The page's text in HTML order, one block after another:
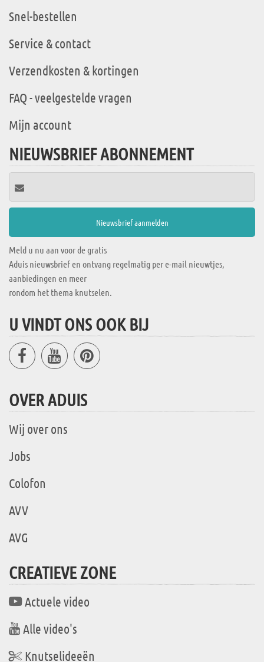
Snel-bestellen
Service & contact
Verzendkosten & kortingen
FAQ - veelgestelde vragen
Mijn account
NIEUWSBRIEF ABONNEMENT
Meld u nu aan voor de gratis
Aduis nieuwsbrief en ontvang regelmatig per e-mail nieuwtjes,
aanbiedingen en meer
rondom het thema knutselen.
U VINDT ONS OOK BIJ
OVER ADUIS
Wij over ons
Jobs
Colofon
AVV
AVG
CREATIEVE ZONE
Actuele video
Alle video's
Knutselideeën